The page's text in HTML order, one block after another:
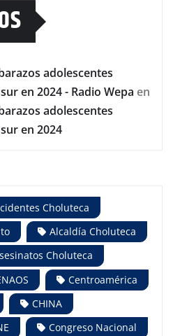
adolescentes
en 2024 - Radio Wepa en
adolescentes
en 2024
Choluteca
Alcaldía Choluteca
Choluteca
Centroamérica
CHINA
Congreso Nacional